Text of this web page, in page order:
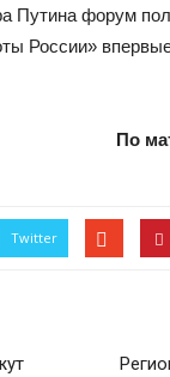
Путина форум
России»
По
Twitter